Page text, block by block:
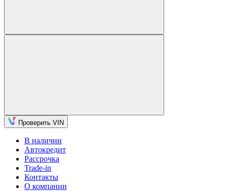
Проверить VIN
В наличии
Автокредит
Рассрочка
Trade-in
Контакты
О компании